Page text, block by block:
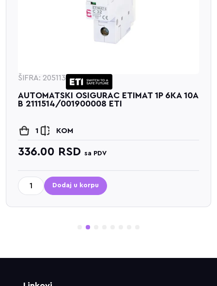
ŠIFRA: 205113
AUTOMATSKI OSIGURAC ETIMAT 1P 6KA 10A
B 2111514/001900008 ETI
1 KOM
336.00 RSD sa PDV
Dodaj u korpu
5